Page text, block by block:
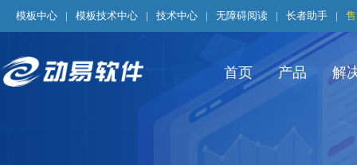
模板中心 | 模板技术中心 | 技术中心 | 无障碍阅读 | 长者助手 |
首页 产品 解